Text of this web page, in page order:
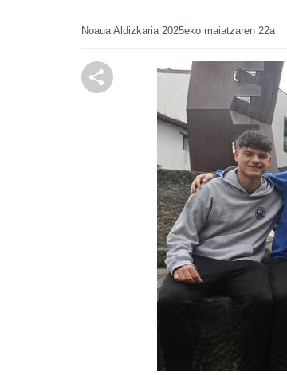
Noaua Aldizkaria 2025eko maiatzaren 22a